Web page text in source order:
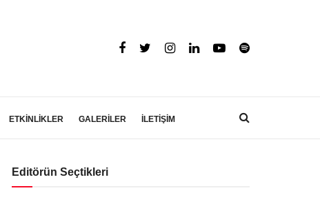
ETKİNLİKLER GALERİLER İLETİŞİM
Editörün Seçtikleri